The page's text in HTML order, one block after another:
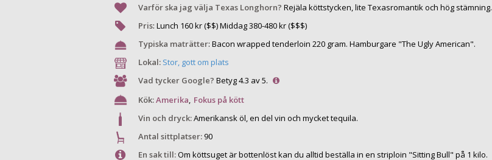
Varför ska jag välja Texas Longhorn? Rejäla köttstycken, lite Texasromantik och hög stämning.
Pris: Lunch 160kr ($$) Middag380-480kr ($$$)
Typiska maträtter: Bacon wrapped tenderloin 220 gram. Hamburgare "The Ugly American".
Lokal: Stor, gott om plats
Vad tycker Google? Betyg 4.3 av 5.
Kök:Amerika, Fokus på kött
Vin och dryck:Amerikansk öl, en del vin och mycket tequila.
Antal sittplatser:90
En sak till:Om köttsuget är bottenlöst kan du alltid beställa in en striploin "Sitting Bull" på 1 kilo.